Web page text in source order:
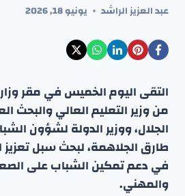
عبد العزيز الراشد يونيو 18, 2026
التقى اليوم الخميس في مقر
من وزير التعليم العالي والبحث
الجلال، ووزير الدولة لشؤون
طارق الجلاهمة، لبحث سبل تعزيز
في دعم تمكين الشباب على
والمهني.